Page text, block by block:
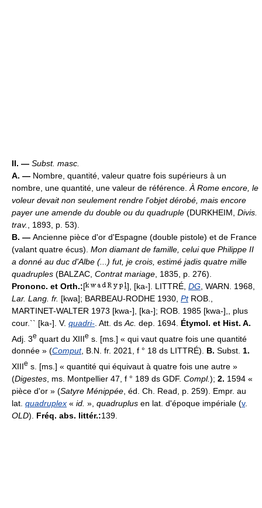
II. — Subst. masc.
A. — Nombre, quantité, valeur quatre fois supérieurs à un
nombre, une quantité, une valeur de référence. À Rome encore, le
voleur devait non seulement rendre l'objet dérobé, mais encore
payer une amende du double ou du quadruple (DURKHEIM, Divis.
trav.
, 1893, p. 53).
B. — Ancienne pièce d'or d'Espagne (double pistole) et de France
(valant quatre écus). Mon diamant de famille, celui que Philippe II
a donné au duc d'Albe (...) fut, je crois, estimé jadis quatre mille
quadruples (BALZAC, Contrat mariage , 1835, p. 276).
Prononc. et Orth.:[ ], [ka-]. LITTRÉ, DG , WARN. 1968,
Lar. Lang. fr. [kwa]; BARBEAU-RODHE 1930, PtROB.,
MARTINET-WALTER 1973 [kwa-], [ka-]; ROB. 1985 [kwa-],, plus
cour.`` [ka-]. V. quadri- . Att. ds Ac. dep. 1694. Étymol. et Hist. A.
Adj. 3e quart du XIIIe s. [ms.] « qui vaut quatre fois une quantité
donnée » (Comput, B.N. fr. 2021, f ° 18 ds LITTRÉ). B. Subst. 1.
XIIIe s. [ms.] « quantité qui équivaut à quatre fois une autre »
(Digestes , ms. Montpellier 47, f ° 189 ds GDF. Compl.); 2. 1594 «
pièce d'or » (Satyre Ménippée , éd. Ch. Read, p. 259). Empr. au
lat. quadruplex « id. », quadruplus en lat. d'époque impériale (v.
OLD). Fréq. abs. littér.:139.